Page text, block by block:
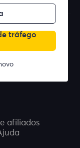
afiliados
tráfego